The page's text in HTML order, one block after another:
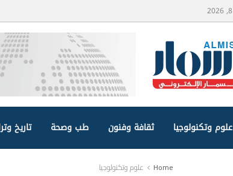
علوم وتكنولوجيا ثقافة وفنون طب وصحة تاريخ
Home علوم وتكنولوجيا